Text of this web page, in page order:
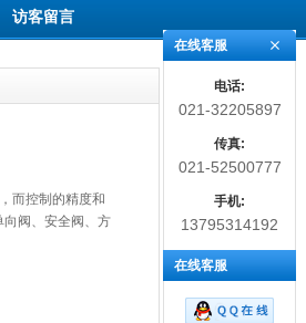
访客留言
而控制的精度和
阀、安全阀、方
在线客服
电话:
021-32205897
传真:
021-52500777
手机:
13795314192
在线客服